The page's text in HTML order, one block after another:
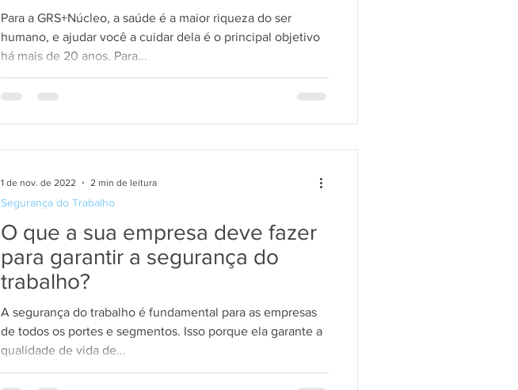
Para a GRS+Núcleo, a saúde é a maior riqueza do ser
humano, e ajudar você a cuidar dela é o principal objetivo
há mais de 20 anos. Para...
O que a sua empresa deve fazer
para garantir a segurança do
trabalho?
A segurança do trabalho é fundamental para as empresas
de todos os portes e segmentos. Isso porque ela garante a
qualidade de vida de...
Segurança do Trabalho
1 de nov. de 2022 2 min de leitura